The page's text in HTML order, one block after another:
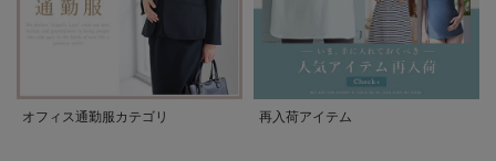
オフィス通勤服カテゴリ 再入荷アイテム